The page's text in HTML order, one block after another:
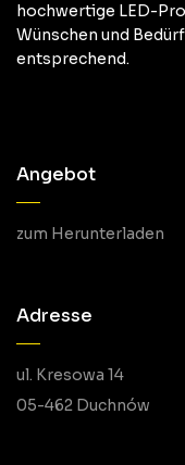
hochwertige LED-
Wünschen und
entsprechend.
Angebot
zum Herunterladen
Adresse
ul. Kresowa 14
05-462 Duchnów